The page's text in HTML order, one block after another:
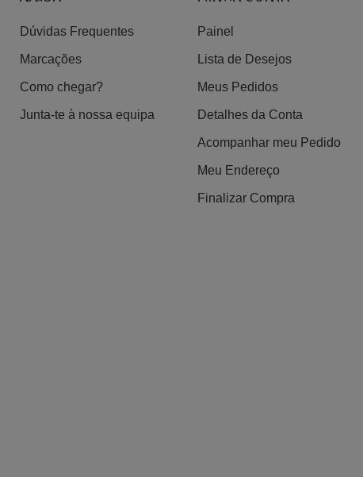
Dúvidas Frequentes
Marcações
Como chegar?
Junta-te à nossa equipa
Painel
Lista de Desejos
Meus Pedidos
Detalhes da Conta
Acompanhar meu Pedido
Meu Endereço
Finalizar Compra